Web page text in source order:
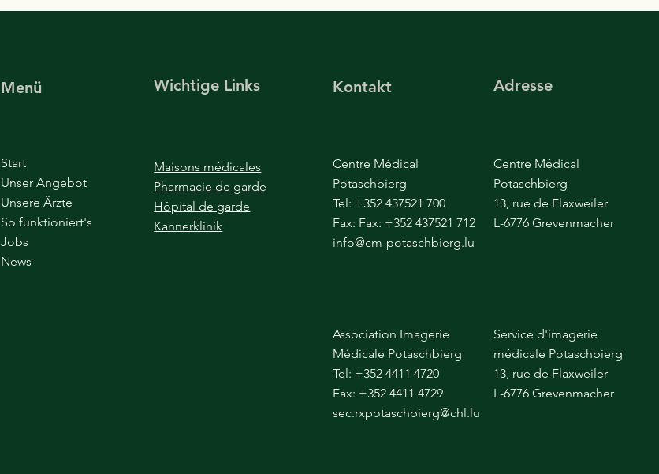
Menü
Start
Unser Angebot
Unsere Ärzte
So funktioniert's
Jobs
News
Wichtige Links
Maisons médicales
Pharmacie de garde
Hôpital de garde
Kannerklinik
Kontakt Adresse
Centre Médical
Potaschbierg
Tel: +352 437521 700
Fax: Fax: +352 437521 712
info@cm-potaschbierg.lu
Centre Médical
Potaschbierg
13, rue de Flaxweiler
L-6776 Grevenmacher
Association Imagerie
Médicale Potaschbierg
Tel: +352 4411 4720
Fax: +352 4411 4729
sec.rxpotaschbierg@chl.lu
Service d'imagerie
médicale Potaschbierg
13, rue de Flaxweiler
L-6776 Grevenmacher